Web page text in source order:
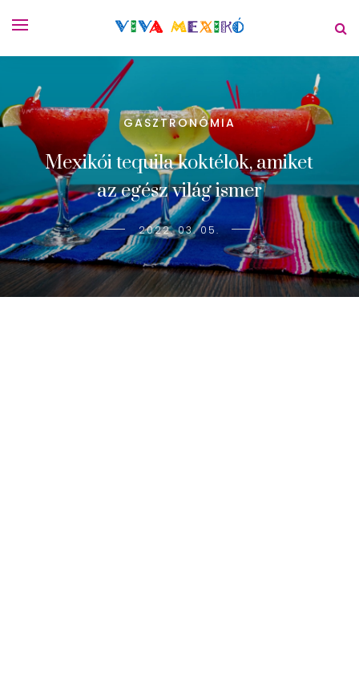
GASZTRONÓMIA
Mexikói tequila koktélok, amiket
az egész világ ismer
2022. 03. 05.